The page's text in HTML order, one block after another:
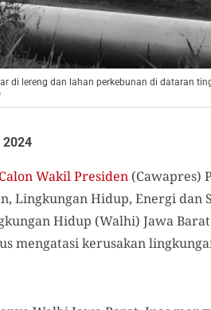
di lereng dan lahan perkebunan di dataran
2024
Calon Wakil Presiden (Cawapres)
Lingkungan Hidup, Energi dan
Hidup (Walhi) Jawa
mengatasi kerusakan